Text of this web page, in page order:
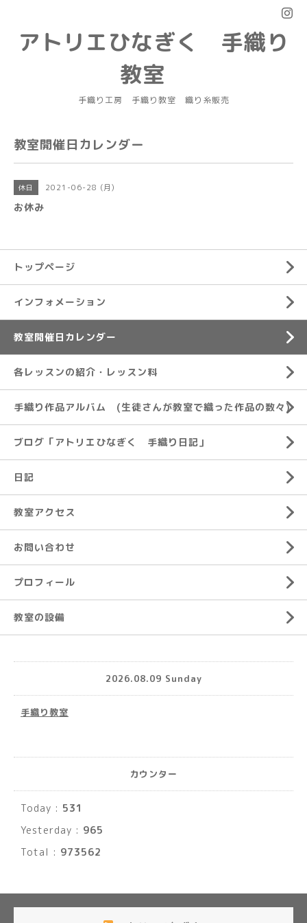
アトリエひなぎく 手織り
教室
手織り工房 手織り教室 織り糸販売
教室開催日カレンダー
休日 2021-06-28 (月)
お休み
トップページ
インフォメーション
教室開催日カレンダー
各レッスンの紹介・レッスン料
手織り作品アルバム (生徒さんが教室で織った作品の数々)
ブログ「アトリエひなぎく 手織り日記」
日記
教室アクセス
お問い合わせ
プロフィール
教室の設備
2026.08.09 Sunday
手織り教室
カウンター
Today : 531
Yesterday : 965
Total : 973562